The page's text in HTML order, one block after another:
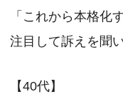
「これから本格化
注目して訴えを聞
【40代】